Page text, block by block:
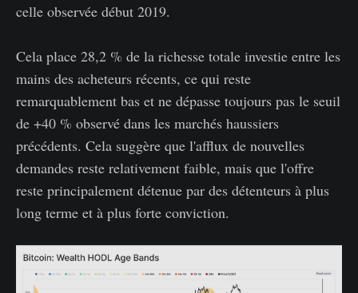
celle observée début 2019.
Cela place 28,2 % de la richesse totale investie entre les
mains des acheteurs récents, ce qui reste
remarquablement bas et ne dépasse toujours pas le seuil
de +40 % observé dans les marchés haussiers
précédents. Cela suggère que l'afflux de nouvelles
demandes reste relativement faible, mais que l'offre
reste principalement détenue par des détenteurs à plus
long terme et à plus forte conviction.